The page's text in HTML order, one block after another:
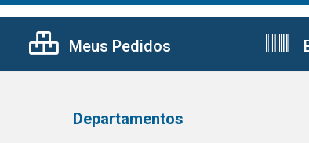
Meus Pedidos
Departamentos